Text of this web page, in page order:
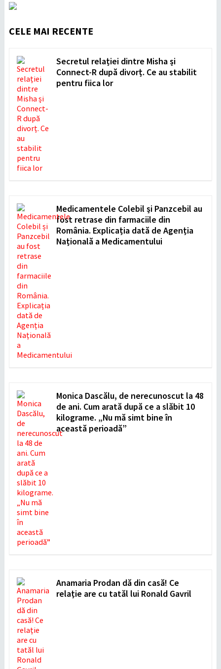
CELE MAI RECENTE
Secretul relației dintre Misha și
Connect-R după divorț. Ce au stabilit
pentru fiica lor
Medicamentele Colebil și Panzcebil au
fost retrase din farmaciile din
România. Explicația dată de Agenția
Națională a Medicamentului
Monica Dascălu, de nerecunoscut la 48
de ani. Cum arată după ce a slăbit 10
kilograme. „Nu mă simt bine în
această perioadă”
Anamaria Prodan dă din casă! Ce
relație are cu tatăl lui Ronald Gavril